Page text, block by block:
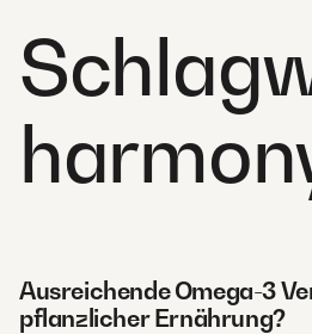
content
Ausreichende Omega-3
pflanzlicher Ernährung?